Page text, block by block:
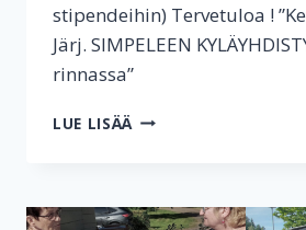
stipendeihin) Tervetuloa !
Järj. SIMPELEEN
rinnassa”
LUE LISÄÄ KEVÄT